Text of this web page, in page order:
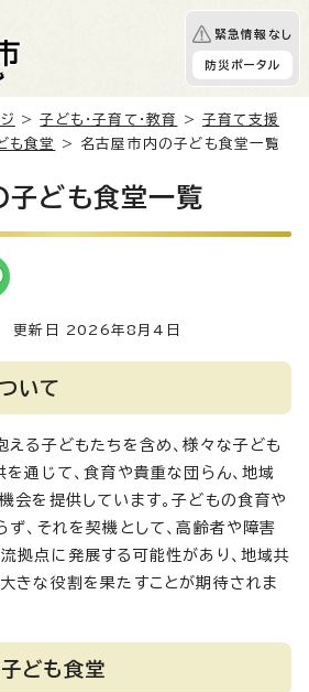
緊急情報なし
防災ポータル
>子ども・子育て・教育 >子育て支援
も食堂 > 名古屋市内の子ども食堂一覧
子ども食堂一覧
更新日 2026年8月4日
いて
える子どもたちを含め、様々な子ども
を通じて、食育や貴重な団らん、地域
会を提供しています。子どもの食育や
ず、それを契機として、高齢者や障害
拠点に発展する可能性があり、地域共
きな役割を果たすことが期待されま
ども食堂